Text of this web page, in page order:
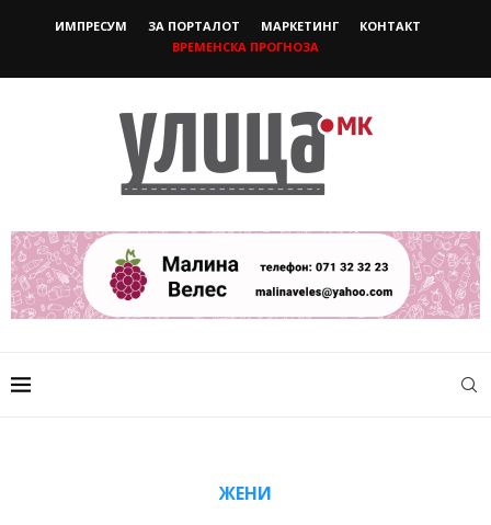
ИМПРЕСУМ ЗА ПОРТАЛОТ МАРКЕТИНГ
КОНТАКТ
ВРЕМЕНСКА ПРОГНОЗА
ЖЕНИ